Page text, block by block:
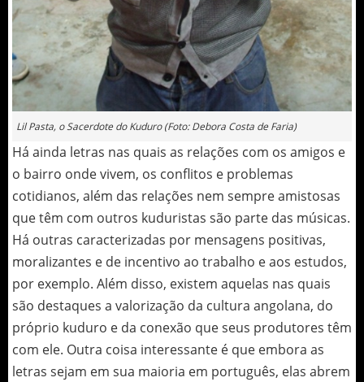
Lil Pasta, o Sacerdote do Kuduro (Foto: Debora Costa de Faria)
Há ainda letras nas quais as relações com os amigos e
o bairro onde vivem, os conflitos e problemas
cotidianos, além das relações nem sempre amistosas
que têm com outros kuduristas são parte das músicas.
Há outras caracterizadas por mensagens positivas,
moralizantes e de incentivo ao trabalho e aos estudos,
por exemplo. Além disso, existem aquelas nas quais
são destaques a valorização da cultura angolana, do
próprio kuduro e da conexão que seus produtores têm
com ele. Outra coisa interessante é que embora as
letras sejam em sua maioria em português, elas abrem